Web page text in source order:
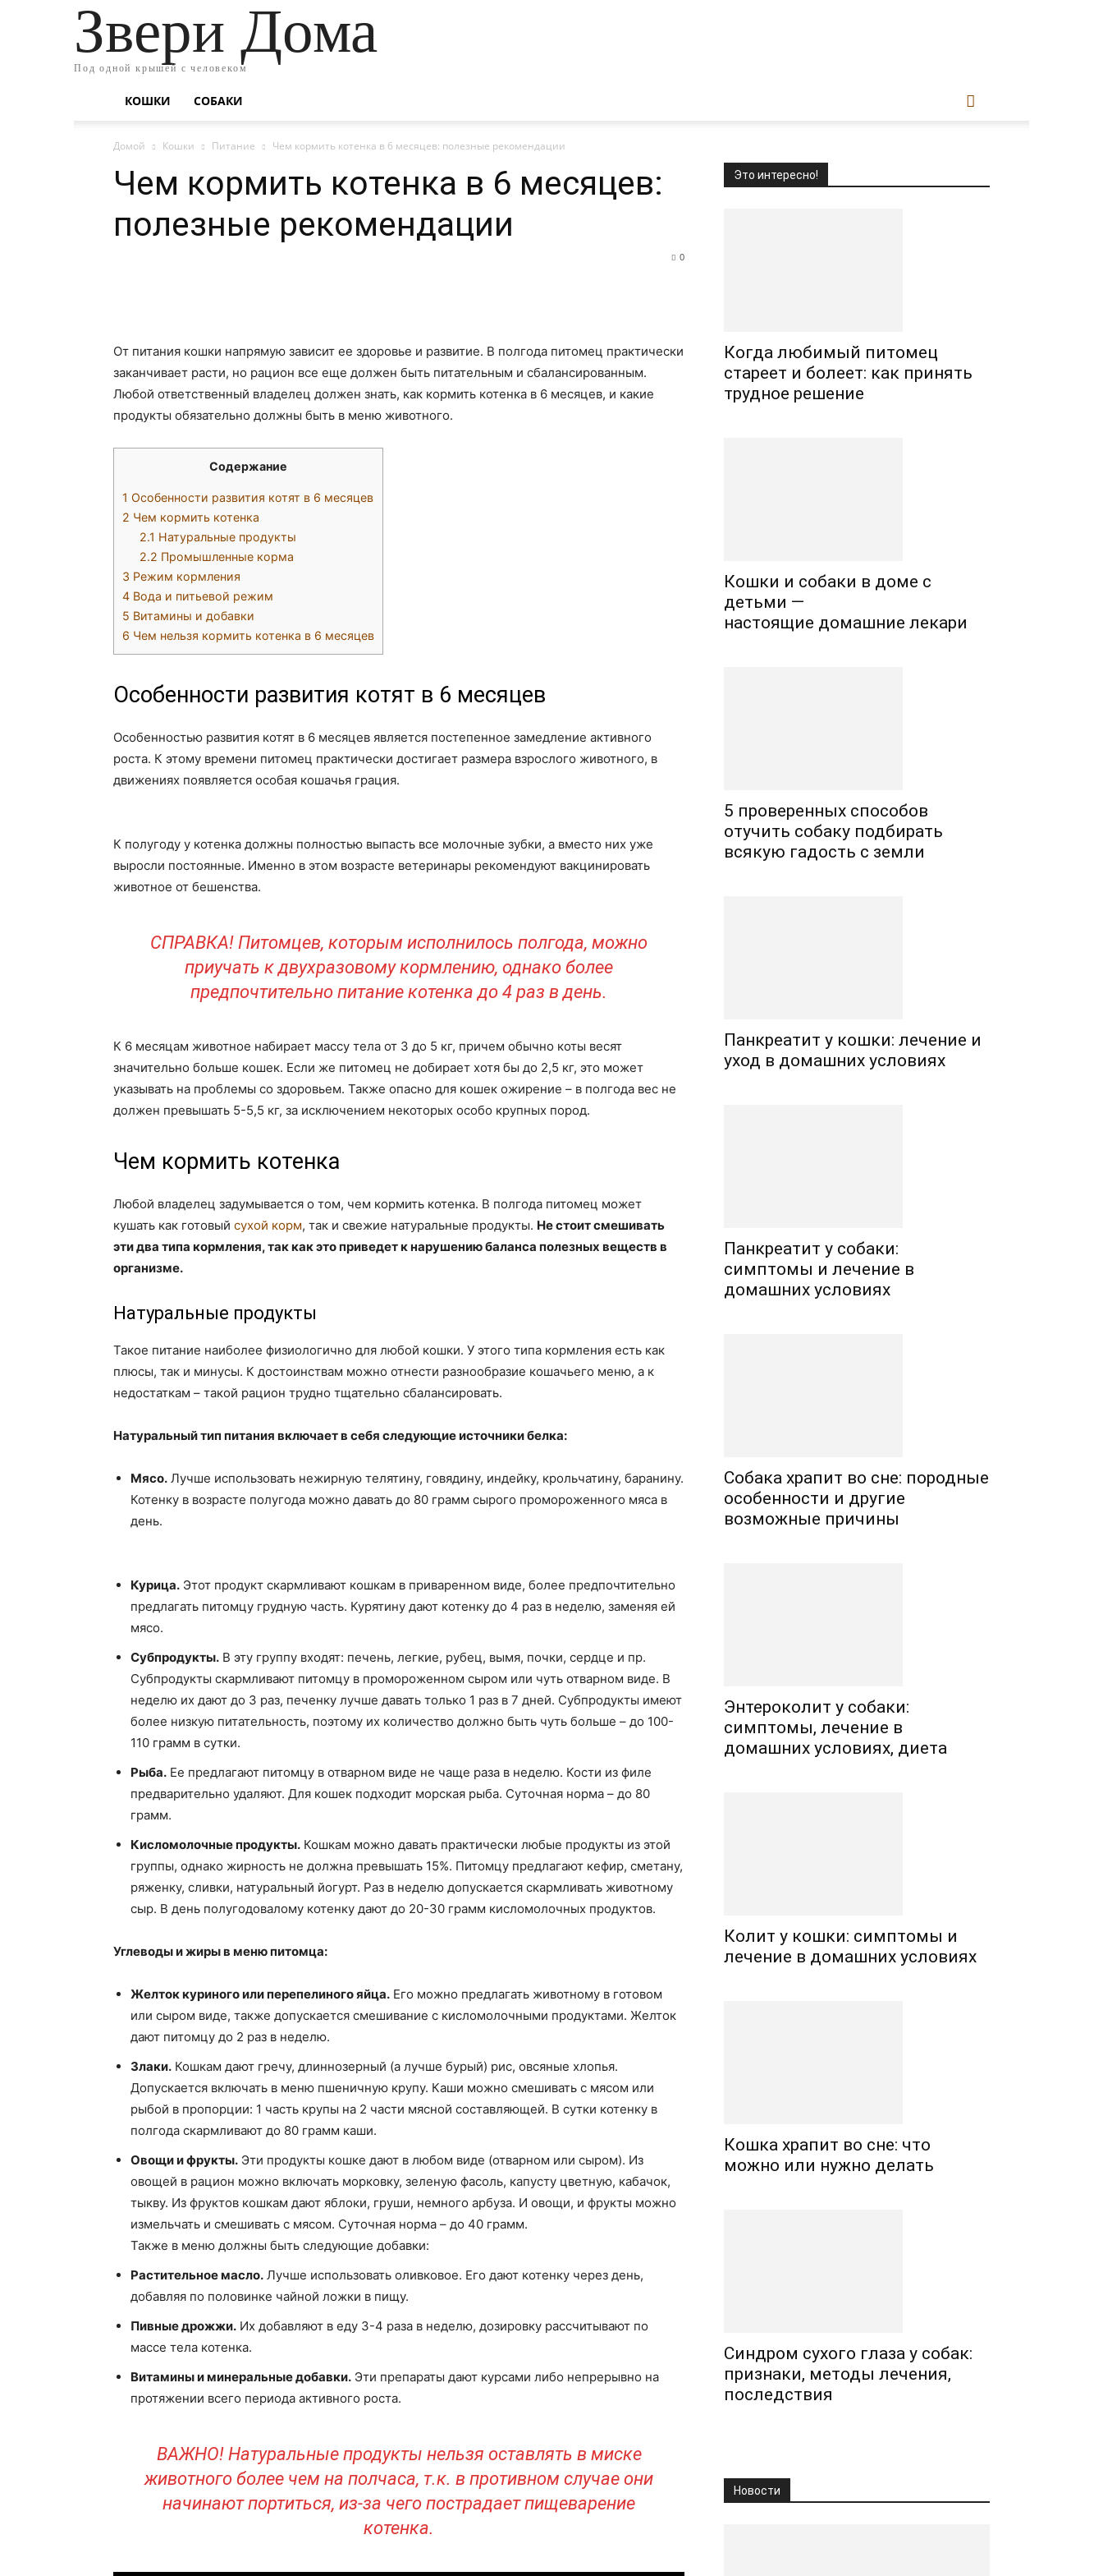
Звери Дома
Под одной крышей с человеком
КОШКИ СОБАКИ
Домой Кошки Питание Чем кормить котенка в 6 месяцев: полезные рекомендации
Чем кормить котенка в 6 месяцев:
полезные рекомендации
0
От питания кошки напрямую зависит ее здоровье и развитие. В полгода питомец практически
заканчивает расти, но рацион все еще должен быть питательным и сбалансированным.
Любой ответственный владелец должен знать, как кормить котенка в 6 месяцев, и какие
продукты обязательно должны быть в меню животного.
Содержание
1 Особенности развития котят в 6 месяцев
2 Чем кормить котенка
2.1 Натуральные продукты
2.2 Промышленные корма
3 Режим кормления
4 Вода и питьевой режим
5 Витамины и добавки
6 Чем нельзя кормить котенка в 6 месяцев
Особенности развития котят в 6 месяцев
Особенностью развития котят в 6 месяцев является постепенное замедление активного
роста. К этому времени питомец практически достигает размера взрослого животного, в
движениях появляется особая кошачья грация.
К полугоду у котенка должны полностью выпасть все молочные зубки, а вместо них уже
выросли постоянные. Именно в этом возрасте ветеринары рекомендуют вакцинировать
животное от бешенства.
СПРАВКА! Питомцев, которым исполнилось полгода, можно
приучать к двухразовому кормлению, однако более
предпочтительно питание котенка до 4 раз в день.
К 6 месяцам животное набирает массу тела от 3 до 5 кг, причем обычно коты весят
значительно больше кошек. Если же питомец не добирает хотя бы до 2,5 кг, это может
указывать на проблемы со здоровьем. Также опасно для кошек ожирение – в полгода вес не
должен превышать 5-5,5 кг, за исключением некоторых особо крупных пород.
Чем кормить котенка
Любой владелец задумывается о том, чем кормить котенка. В полгода питомец может
кушать как готовый сухой корм, так и свежие натуральные продукты. Не стоит смешивать
эти два типа кормления, так как это приведет к нарушению баланса полезных веществ в
организме.
Натуральные продукты
Такое питание наиболее физиологично для любой кошки. У этого типа кормления есть как
плюсы, так и минусы. К достоинствам можно отнести разнообразие кошачьего меню, а к
недостаткам – такой рацион трудно тщательно сбалансировать.
Натуральный тип питания включает в себя следующие источники белка:
Мясо. Лучше использовать нежирную телятину, говядину, индейку, крольчатину, баранину.
Котенку в возрасте полугода можно давать до 80 грамм сырого промороженного мяса в
день.
Курица. Этот продукт скармливают кошкам в приваренном виде, более предпочтительно
предлагать питомцу грудную часть. Курятину дают котенку до 4 раз в неделю, заменяя ей
мясо.
Субпродукты. В эту группу входят: печень, легкие, рубец, вымя, почки, сердце и пр.
Субпродукты скармливают питомцу в промороженном сыром или чуть отварном виде. В
неделю их дают до 3 раз, печенку лучше давать только 1 раз в 7 дней. Субпродукты имеют
более низкую питательность, поэтому их количество должно быть чуть больше – до 100-
110 грамм в сутки.
Рыба. Ее предлагают питомцу в отварном виде не чаще раза в неделю. Кости из филе
предварительно удаляют. Для кошек подходит морская рыба. Суточная норма – до 80
грамм.
Кисломолочные продукты. Кошкам можно давать практически любые продукты из этой
группы, однако жирность не должна превышать 15%. Питомцу предлагают кефир, сметану,
ряженку, сливки, натуральный йогурт. Раз в неделю допускается скармливать животному
сыр. В день полугодовалому котенку дают до 20-30 грамм кисломолочных продуктов.
Углеводы и жиры в меню питомца:
Желток куриного или перепелиного яйца. Его можно предлагать животному в готовом
или сыром виде, также допускается смешивание с кисломолочными продуктами. Желток
дают питомцу до 2 раз в неделю.
Злаки. Кошкам дают гречу, длиннозерный (а лучше бурый) рис, овсяные хлопья.
Допускается включать в меню пшеничную крупу. Каши можно смешивать с мясом или
рыбой в пропорции: 1 часть крупы на 2 части мясной составляющей. В сутки котенку в
полгода скармливают до 80 грамм каши.
Овощи и фрукты. Эти продукты кошке дают в любом виде (отварном или сыром). Из
овощей в рацион можно включать морковку, зеленую фасоль, капусту цветную, кабачок,
тыкву. Из фруктов кошкам дают яблоки, груши, немного арбуза. И овощи, и фрукты можно
измельчать и смешивать с мясом. Суточная норма – до 40 грамм.
Также в меню должны быть следующие добавки:
Растительное масло. Лучше использовать оливковое. Его дают котенку через день,
добавляя по половинке чайной ложки в пищу.
Пивные дрожжи. Их добавляют в еду 3-4 раза в неделю, дозировку рассчитывают по
массе тела котенка.
Витамины и минеральные добавки. Эти препараты дают курсами либо непрерывно на
протяжении всего периода активного роста.
ВАЖНО! Натуральные продукты нельзя оставлять в миске
животного более чем на полчаса, т.к. в противном случае они
начинают портиться, из-за чего пострадает пищеварение
котенка.
Это интересно!
Когда любимый питомец
стареет и болеет: как принять
трудное решение
Кошки и собаки в доме с
детьми —
настоящие домашние лекари
5 проверенных способов
отучить собаку подбирать
всякую гадость с земли
Панкреатит у кошки: лечение и
уход в домашних условиях
Панкреатит у собаки:
симптомы и лечение в
домашних условиях
Собака храпит во сне: породные
особенности и другие
возможные причины
Энтероколит у собаки:
симптомы, лечение в
домашних условиях, диета
Колит у кошки: симптомы и
лечение в домашних условиях
Кошка храпит во сне: что
можно или нужно делать
Синдром сухого глаза у собак:
признаки, методы лечения,
последствия
Новости